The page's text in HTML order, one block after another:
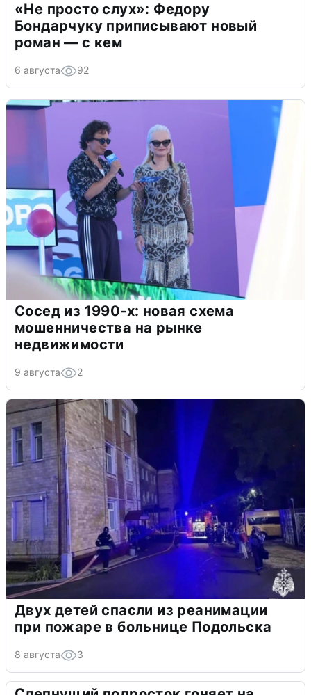
«Не просто слух»: Федору
Бондарчуку приписывают новый
роман — с кем
6 августа 92
Сосед из 1990-х: новая схема
мошенничества на рынке
недвижимости
9 августа 2
Двух детей спасли из реанимации
при пожаре в больнице Подольска
8 августа 3